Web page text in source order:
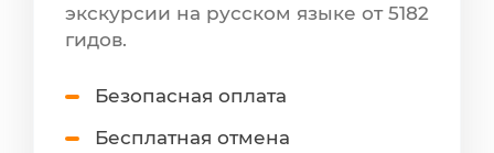
экскурсии на русском языке от 5182
гидов.
Безопасная оплата
Бесплатная отмена